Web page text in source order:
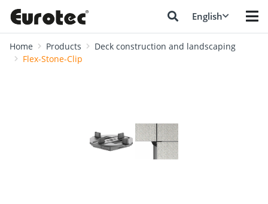
English
Home Products
Deck construction and landscaping
Flex-Stone-Clip